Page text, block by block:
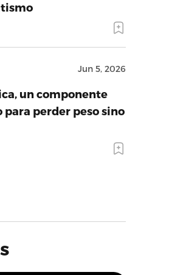
Jun 5, 2026
un componente
para perder peso sino